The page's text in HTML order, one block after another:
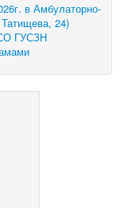
в Амбулаторно-
24)
ГУСЗН